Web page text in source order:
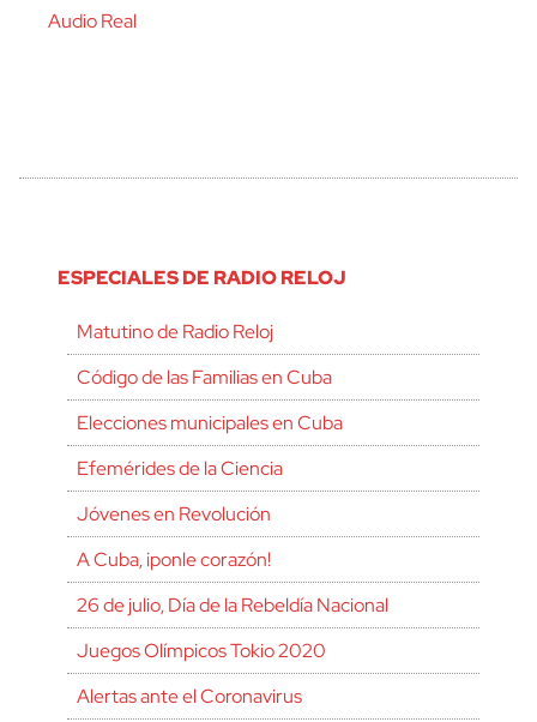
Audio Real
ESPECIALES DE RADIO RELOJ
Matutino de Radio Reloj
Código de las Familias en Cuba
Elecciones municipales en Cuba
Efemérides de la Ciencia
Jóvenes en Revolución
A Cuba, ¡ponle corazón!
26 de julio, Día de la Rebeldía Nacional
Juegos Olímpicos Tokio 2020
Alertas ante el Coronavirus